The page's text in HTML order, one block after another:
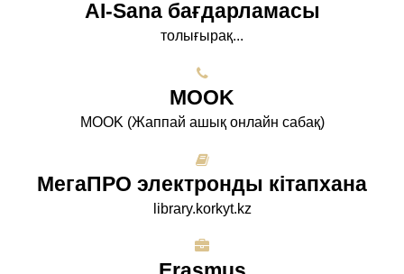
AI-Sana бағдарламасы
толығырақ...
МООK
МООK (Жаппай ашық онлайн сабақ)
МегаПРО электронды кітапхана
library.korkyt.kz